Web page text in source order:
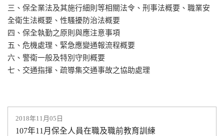
2018年11月05日
107年11月保全人員在職及職前教育訓練
三、保全業法及其施行細則等相關法令、刑事法概要、職業安
全衛生法概要、性騷擾防治法概要
四、保全執勤之原則與應注意事項
五、危機處理、緊急應變通報流程概要
六、警衛一般及特別守則概要
七、交通指揮、疏導集交通事故之協助處理